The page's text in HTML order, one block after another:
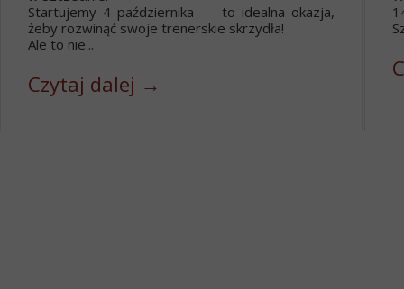
Startujemy 4 października — to idealna okazja,
żeby rozwinąć swoje trenerskie skrzydła!
Ale to nie...
Czytaj dalej →